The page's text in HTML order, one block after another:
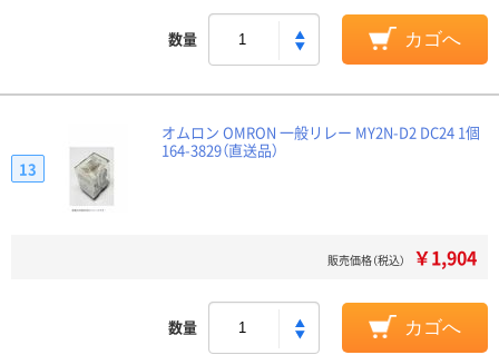
数量 カゴへ
オムロン OMRON 一般リレー MY2N-D2 DC24 1個
164-3829（直送品）
13
販売価格（税込） ￥1,904
数量 カゴへ